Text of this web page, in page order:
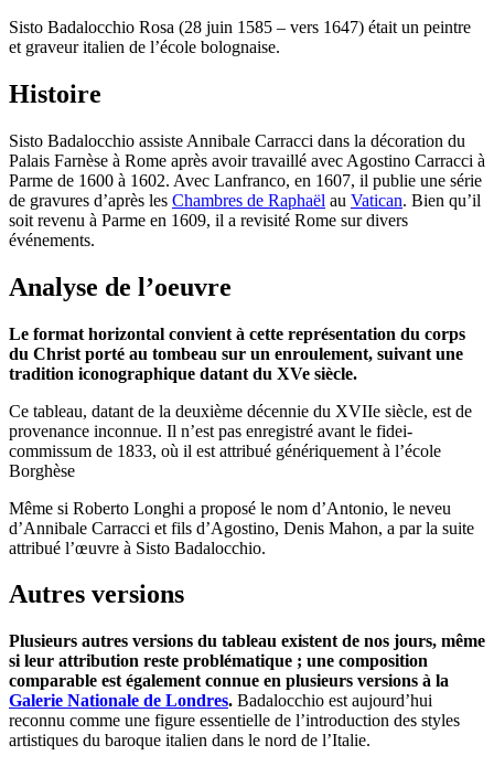
Sisto Badalocchio Rosa (28 juin 1585 – vers 1647) était un peintre
et graveur italien de l’école bolognaise.
Histoire
Sisto Badalocchio assiste Annibale Carracci dans la décoration du
Palais Farnèse à Rome après avoir travaillé avec Agostino Carracci à
Parme de 1600 à 1602. Avec Lanfranco, en 1607, il publie une série
de gravures d’après les Chambres de Raphaël au Vatican. Bien qu’il
soit revenu à Parme en 1609, il a revisité Rome sur divers
événements.
Analyse de l’oeuvre
Le format horizontal convient à cette représentation du corps
du Christ porté au tombeau sur un enroulement, suivant une
tradition iconographique datant du XVe siècle.
Ce tableau, datant de la deuxième décennie du XVIIe siècle, est de
provenance inconnue. Il n’est pas enregistré avant le fidei-
commissum de 1833, où il est attribué génériquement à l’école
Borghèse
Même si Roberto Longhi a proposé le nom d’Antonio, le neveu
d’Annibale Carracci et fils d’Agostino, Denis Mahon, a par la suite
attribué l’œuvre à Sisto Badalocchio.
Autres versions
Plusieurs autres versions du tableau existent de nos jours, même
si leur attribution reste problématique ; une composition
comparable est également connue en plusieurs versions à la
Galerie Nationale de Londres. Badalocchio est aujourd’hui
reconnu comme une figure essentielle de l’introduction des styles
artistiques du baroque italien dans le nord de l’Italie.